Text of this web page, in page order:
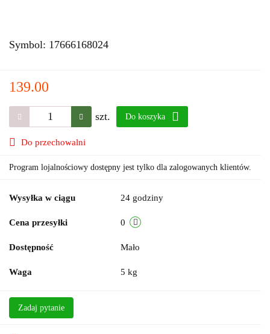
Symbol: 17666168024
139.00
szt. Do koszyka
Do przechowalni
Program lojalnościowy dostępny jest tylko dla zalogowanych klientów.
Wysyłka w ciągu 24 godziny
Cena przesyłki 0
Dostępność Mało
Waga 5 kg
Zadaj pytanie